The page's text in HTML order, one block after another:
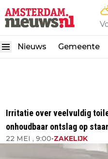
Nieuws Gemeente
Irritatie over veelvuldig
onhoudbaar ontslag op
22 MEI , 9:00•ZAKELIJK